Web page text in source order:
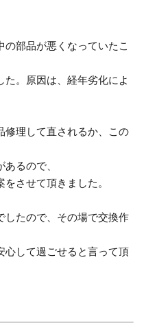
部品が悪くなっていたこ
。原因は、経年劣化によ
修理して直されるか、この
るので、
させて頂きました。
したので、その場で交換作
心して過ごせると言って頂